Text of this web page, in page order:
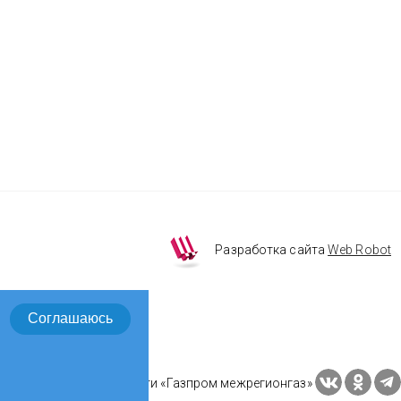
Социальные сети «Газпром межрегионгаз»
Разработка сайтаWeb Robot
Соглашаюсь